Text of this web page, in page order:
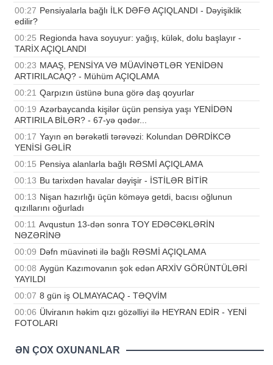
00:27 Pensiyalarla bağlı İLK DƏFƏ AÇIQLANDI - Dəyişiklik
edilir?
00:25 Regionda hava soyuyur: yağış, külək, dolu başlayır -
TARİX AÇIQLANDI
00:23 MAAŞ, PENSİYA VƏ MÜAVİNƏTLƏR YENİDƏN
ARTIRILACAQ? - Mühüm AÇIQLAMA
00:21 Qarpızın üstünə buna görə daş qoyurlar
00:19 Azərbaycanda kişilər üçün pensiya yaşı YENİDƏN
ARTIRILA BİLƏR? - 67-yə qədər...
00:17 Yayın ən bərəkətli tərəvəzi: Kolundan DƏRDİKCƏ
YENİSİ GƏLİR
00:15 Pensiya alanlarla bağlı RƏSMİ AÇIQLAMA
00:13 Bu tarixdən havalar dəyişir - İSTİLƏR BİTİR
00:13 Nişan hazırlığı üçün köməyə getdi, bacısı oğlunun
qızıllarını oğurladı
00:11 Avqustun 13-dən sonra TOY EDƏCƏKLƏRİN
NƏZƏRİNƏ
00:09 Dəfn müavinəti ilə bağlı RƏSMİ AÇIQLAMA
00:08 Aygün Kazımovanın şok edən ARXİV GÖRÜNTÜLƏRİ
YAYILDI
00:07 8 gün iş OLMAYACAQ - TƏQVİM
00:06 Ülviranın həkim qızı gözəlliyi ilə HEYRAN EDİR - YENİ
FOTOLARI
ƏN ÇOX OXUNANLAR